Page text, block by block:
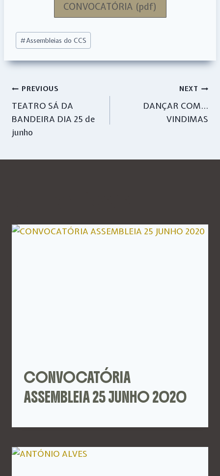
CONVOCATÓRIA (pdf)
Post
Tags:
#Assembleias do CCS
Navegação
de
artigos
PREVIOUS
TEATRO SÁ DA
BANDEIRA DIA 25 de
junho
NEXT
DANÇAR COM…
VINDIMAS
CONVOCATÓRIA
ASSEMBLEIA 25 JUNHO 2020